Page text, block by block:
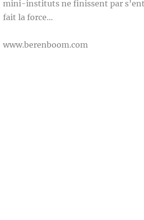
mini-instituts ne finissent par
fait la force…
www.berenboom.com